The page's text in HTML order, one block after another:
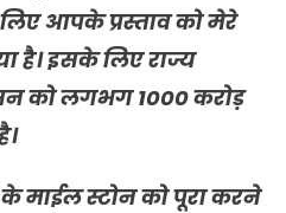
लिएआपकेप्रस्तावकोमेरे
है।इसकेलिएराज्य
कोलगभग1000करोड़
केमाईलस्टोनकोपूराकरने